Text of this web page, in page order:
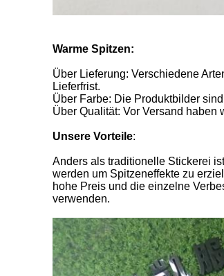
Warme Spitzen:
Über Lieferung: Verschiedene
Lieferfrist.
Über Farbe: Die Produktbilder
Über Qualität: Vor Versand
Unsere Vorteile:
Anders als traditionelle Stickerei
werden um Spitzeneffekte zu
hohe Preis und die einzelne
verwenden.